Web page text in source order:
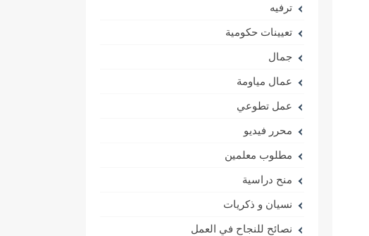
ترفيه
تعيينات حكومية
جمال
عمال مياومة
عمل تطوعي
محرر فيديو
مطلوب معلمين
منح دراسية
نسيان و ذكريات
نصائح للنجاح في العمل